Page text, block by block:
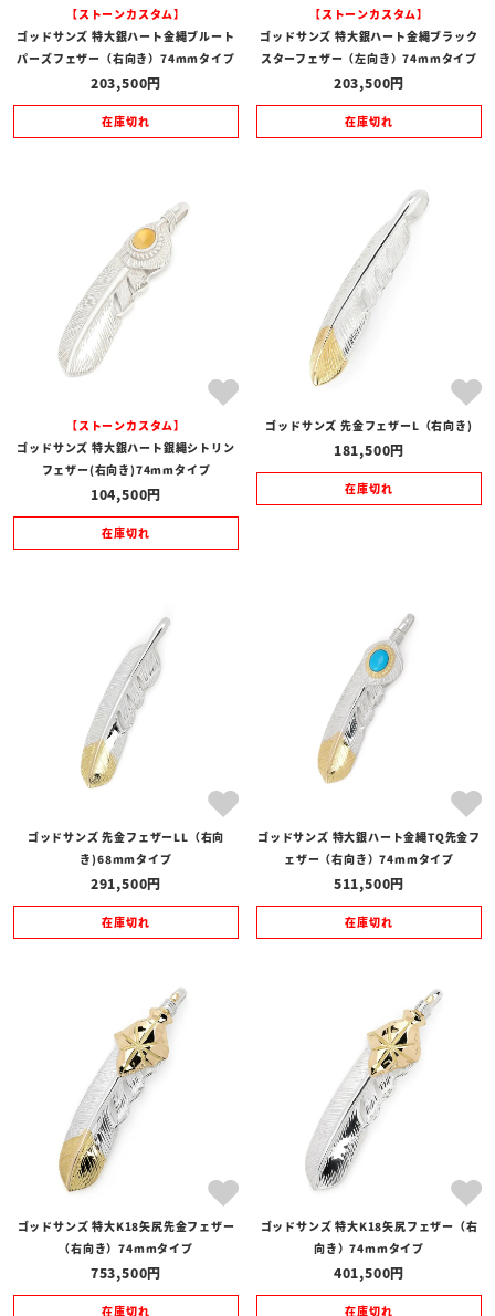
【ストーンカスタム】
ゴッドサンズ 特大銀ハート金縄ブルート
パーズフェザー（右向き）74mmタイプ
203,500
在庫切れ
【ストーンカスタム】
ゴッドサンズ 特大銀ハート金縄ブラック
スターフェザー（左向き）74mmタイプ
203,500
在庫切れ
【ストーンカスタム】
ゴッドサンズ 特大銀ハート銀縄シトリン
フェザー(右向き)74mmタイプ
104,500
在庫切れ
ゴッドサンズ 先金フェザーL（右向き)
181,500
在庫切れ
ゴッドサンズ 先金フェザーLL（右向
き)68mmタイプ
291,500
在庫切れ
ゴッドサンズ 特大銀ハート金縄TQ先金フ
ェザー（右向き）74mmタイプ
511,500
在庫切れ
ゴッドサンズ 特大K18矢尻先金フェザー
（右向き）74mmタイプ
753,500
在庫切れ
ゴッドサンズ 特大K18矢尻フェザー（右
向き）74mmタイプ
401,500
在庫切れ